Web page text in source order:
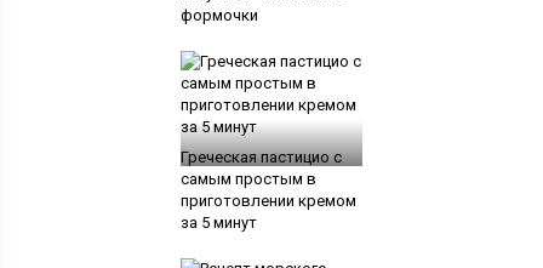
формочки
Греческая пастицио с
самым простым в
приготовлении кремом
за 5 минут